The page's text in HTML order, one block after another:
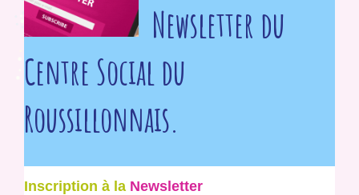
Newsletter du
Centre Social du
Roussillonnais.
Inscription à la Newsletter